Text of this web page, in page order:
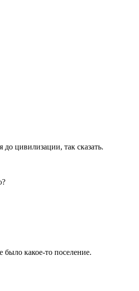
до цивилизации, так сказать.
какое-то поселение.